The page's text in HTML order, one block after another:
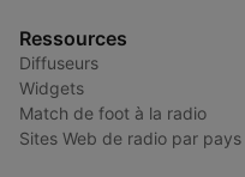
Ressources
Diffuseurs
Widgets
Match de foot à la radio
Sites Web de radio par pays